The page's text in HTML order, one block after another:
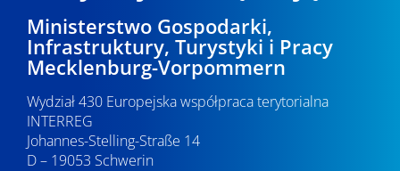
Ministerstwo Gospodarki,
Infrastruktury, Turystyki i Pracy
Mecklenburg-Vorpommern
Wydział 430 Europejska współpraca terytorialna
INTERREG
Johannes-Stelling-Straße 14
D – 19053 Schwerin